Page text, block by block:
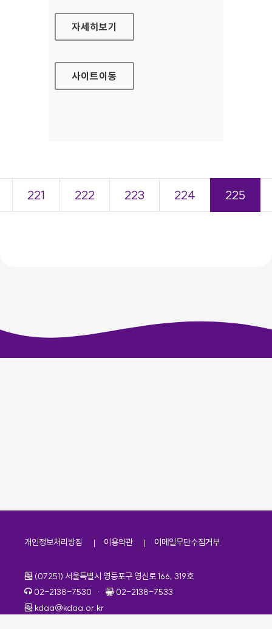
국립서울병원 홈페이지
자세히보기
사이트이동
221 222 223 224 225
개인정보처리방침 이용약관 이메일무단수집거부
주소
(07251) 서울특별시 영등포구 영신로 166, 319호
전화번호
02-2138-7530 · 팩스번호
02-2138-7533
이메일
kdaa@kdaa.or.kr